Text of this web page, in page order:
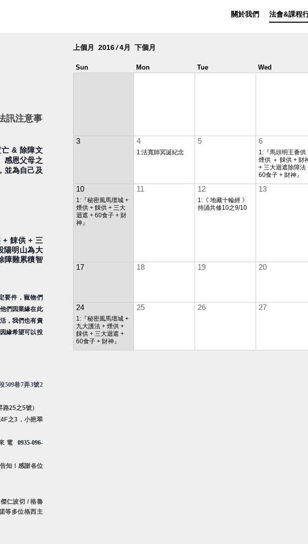
關於我們 法會&課程
訊注意事
& 除障文
感恩父母之
並為自己及
+ 餗供 + 三
陽明山為大
障難累積智
要件，寵物們
們因業緣在此
，我們也有責
緣希望可以投
509巷7弄3號2
路25之5號）
4F之3 ，小挹翠
電
0935-096-
知！感謝各位
仁波切 /格魯
等多位格西主
上個月 2016/4月 下個月
Sun Mon Tue Wed
3 4
1:法寬師冥誕紀念
5 6
1:『馬頭明王薈供
煙供 ＋ 餗供 + 財
+ 三大迴遮除障法
60食子 + 財神』
10
1:『秘密風馬壇城 +
煙供 + 餗供 + 三大
迴遮 + 60食子 + 財
神』
11 12
1:《 地藏十輪經 》
持誦共修10之9/10
13
17 18 19 20
24
1:『秘密風馬壇城 +
九大護法 + 煙供 +
餗供 + 三大迴遮 +
60食子 + 財神』
25 26 27